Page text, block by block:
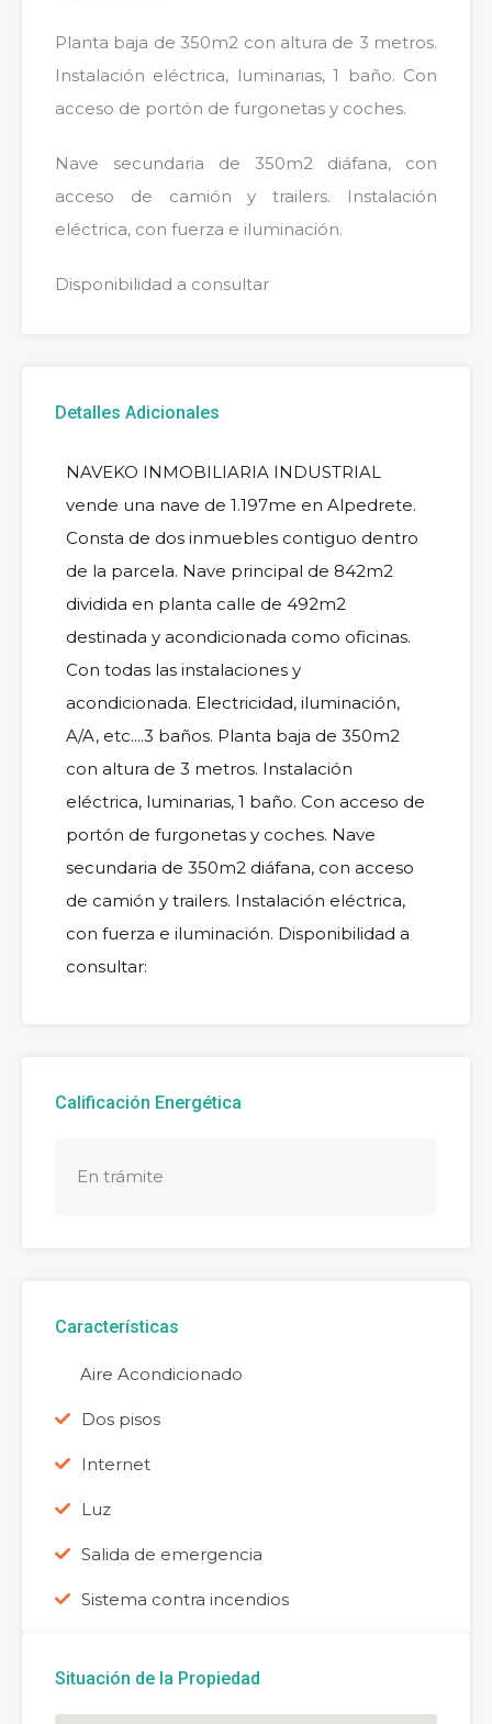
Planta baja de 350m2 con altura de 3 metros.
Instalación eléctrica, luminarias, 1 baño. Con
acceso de portón de furgonetas y coches.
Nave secundaria de 350m2 diáfana, con
acceso de camión y trailers. Instalación
eléctrica, con fuerza e iluminación.
Disponibilidad a consultar
Detalles Adicionales
NAVEKO INMOBILIARIA INDUSTRIAL
vende una nave de 1.197me en Alpedrete.
Consta de dos inmuebles contiguo dentro
de la parcela. Nave principal de 842m2
dividida en planta calle de 492m2
destinada y acondicionada como oficinas.
Con todas las instalaciones y
acondicionada. Electricidad, iluminación,
A/A, etc....3 baños. Planta baja de 350m2
con altura de 3 metros. Instalación
eléctrica, luminarias, 1 baño. Con acceso de
portón de furgonetas y coches. Nave
secundaria de 350m2 diáfana, con acceso
de camión y trailers. Instalación eléctrica,
con fuerza e iluminación. Disponibilidad a
consultar:
Calificación Energética
En trámite
Características
Aire Acondicionado
Dos pisos
Internet
Luz
Salida de emergencia
Sistema contra incendios
Situación de la Propiedad